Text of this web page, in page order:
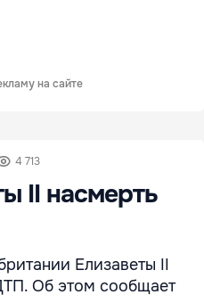
на сайте
4 713
II насмерть
Елизаветы II
Об этом сообщает